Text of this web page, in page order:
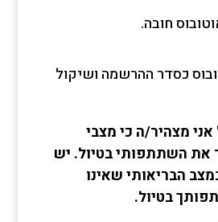
חובה.
כסדר ההרשמה ושיקול
מצהיר/ה כי מצבי
את השתתפותי בטיול. יש
הבריאותי שאינו
בטיול.